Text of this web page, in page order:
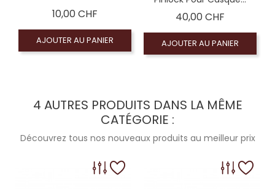
10,00 CHF
AJOUTER AU PANIER
40,00 CHF
AJOUTER AU PANIER
4 AUTRES PRODUITS DANS LA MÊME
CATÉGORIE :
Découvrez tous nos nouveaux produits au meilleur prix